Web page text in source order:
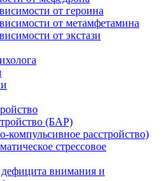
от героина
от метамфетамина
от экстази
(БАР)
расстройство)
стрессовое
внимания и